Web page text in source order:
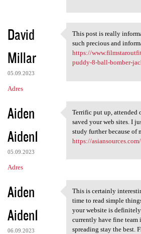
David
Millar
05.09.2023
Adres
This post is really
This post is really
such precious and
https://
puddy-8-ball-bomber-
Aiden
Aiden1
05.09.2023
Adres
Terrific put up,
Terrific put up, attended
saved your web sites. I
study further because of
https://asiansources.com/
Aiden
Aiden1
06.09.2023
This is certainly
This is certainly
time to read simple
your website is
currently have fine team
spreading stay the best.